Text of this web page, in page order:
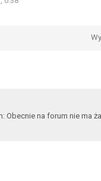
Obecnie na forum nie ma